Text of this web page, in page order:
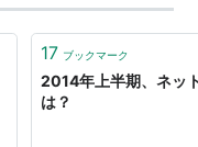
た…
17 ブックマーク
2014年上半期、ネッ
は？